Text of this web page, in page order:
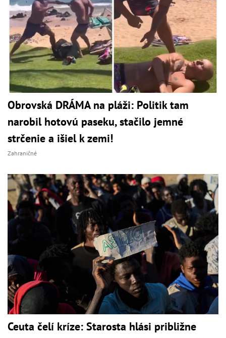
Obrovská DRÁMA na pláži: Politik tam
narobil hotovú paseku, stačilo jemné
strčenie a išiel k zemi!
Zahraničné
Ceuta čelí kríze: Starosta hlási približne